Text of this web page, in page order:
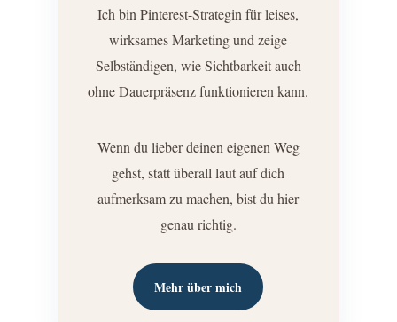
Ich bin Pinterest-Strategin für leises,
wirksames Marketing und zeige
Selbständigen, wie Sichtbarkeit auch
ohne Dauerpräsenz funktionieren kann.
Wenn du lieber deinen eigenen Weg
gehst, statt überall laut auf dich
aufmerksam zu machen, bist du hier
genau richtig.
Mehr über mich